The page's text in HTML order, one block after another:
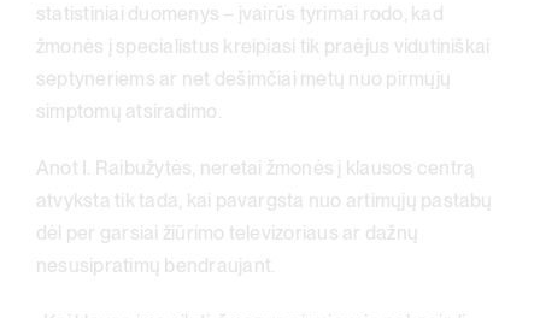
statistiniai duomenys – įvairūs tyrimai rodo, kad
žmonės į specialistus kreipiasi tik praėjus vidutiniškai
septyneriems ar net dešimčiai metų nuo pirmųjų
simptomų atsiradimo.
Anot I. Raibužytės, neretai žmonės į klausos centrą
atvyksta tik tada, kai pavargsta nuo artimųjų pastabų
dėl per garsiai žiūrimo televizoriaus ar dažnų
nesusipratimų bendraujant.